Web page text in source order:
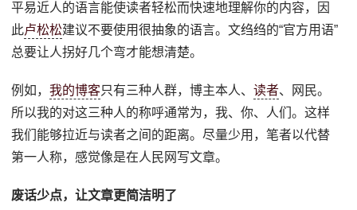
平易近人的语言能使读者轻松而快速地理解你的内容，因
此卢松松建议不要使用很抽象的语言。文绉绉的“官方用语”
总要让人拐好几个弯才能想清楚。
例如，我的博客只有三种人群，博主本人、读者、网民。
所以我的对这三种人的称呼通常为，我、你、人们。这样
我们能够拉近与读者之间的距离。尽量少用，笔者以代替
第一人称，感觉像是在人民网写文章。
废话少点，让文章更简洁明了